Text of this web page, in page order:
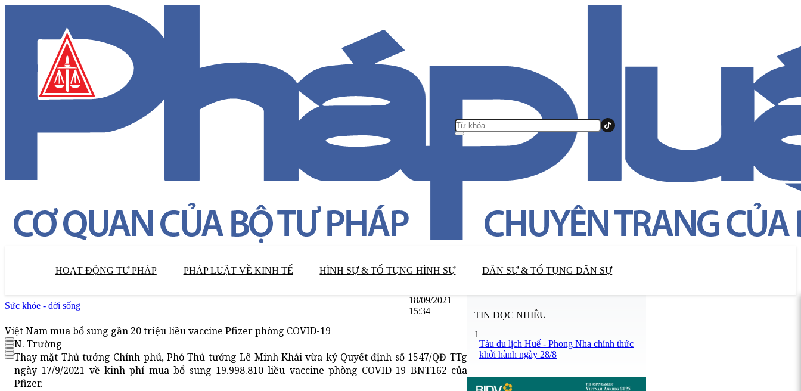
HOẠT ĐỘNG TƯ PHÁP PHÁP LUẬT VỀ KINH TẾ HÌNH SỰ & TỐ TỤNG HÌNH SỰ DÂN SỰ & TỐ TỤNG DÂN SỰ
Sức khỏe - đời sống
18/09/2021
15:34
Việt Nam mua bổ sung gần 20 triệu liều vaccine Pfizer phòng COVID-19
N. Trường
Thay mặt Thủ tướng Chính phủ, Phó Thủ tướng Lê Minh Khái vừa ký Quyết định số 1547/QĐ-TTg
ngày 17/9/2021 về kinh phí mua bổ sung 19.998.810 liều vaccine phòng COVID-19 BNT162 của
Pfizer.
TIN ĐỌC NHIỀU
1
Tàu du lịch Huế - Phong Nha chính thức
khởi hành ngày 28/8